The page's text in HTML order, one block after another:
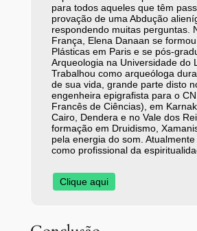
para todos aqueles que têm
provação de uma Abdução
respondendo muitas perguntas.
França, Elena Danaan se
Plásticas em Paris e se pós-
Arqueologia na Universidade do
Trabalhou como arqueóloga
de sua vida, grande parte disto
engenheira epigrafista para o
Francês de Ciências), em
Cairo, Dendera e no Vale dos
formação em Druidismo,
pela energia do som.
como profissional da
Clique aqui